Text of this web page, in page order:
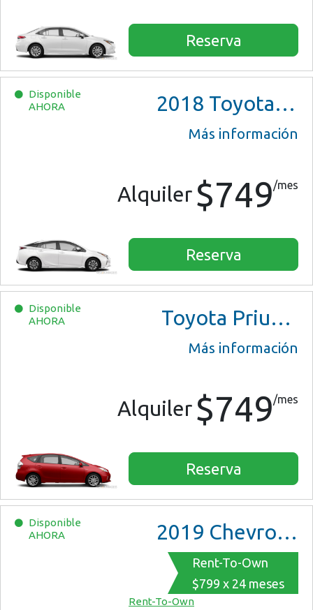
Reserva
Disponible
AHORA
2018 Toyota Prius Two
Más información
Alquiler $749/mes
Reserva
Disponible
AHORA
Toyota Prius V Three
Más información
Alquiler $749/mes
Reserva
Disponible
AHORA
2019 Chevrolet Malibu
Rent-To-Own
$799 x 24 meses
Rent-To-Own